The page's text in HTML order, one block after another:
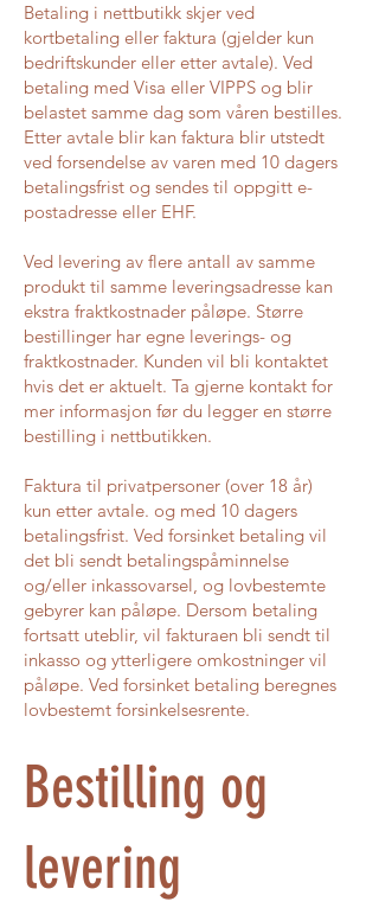
Betaling i nettbutikk skjer ved
kortbetaling eller faktura (gjelder kun
bedriftskunder eller etter avtale). Ved
betaling med Visa eller VIPPS og blir
belastet samme dag som våren bestilles.
Etter avtale blir kan faktura blir utstedt
ved forsendelse av varen med 10 dagers
betalingsfrist og sendes til oppgitt e-
postadresse eller EHF.
Ved levering av flere antall av samme
produkt til samme leveringsadresse kan
ekstra fraktkostnader påløpe. Større
bestillinger har egne leverings- og
fraktkostnader. Kunden vil bli kontaktet
hvis det er aktuelt. Ta gjerne kontakt for
mer informasjon før du legger en større
bestilling i nettbutikken.
Faktura til privatpersoner (over 18 år)
kun etter avtale. og med 10 dagers
betalingsfrist. Ved forsinket betaling vil
det bli sendt betalingspåminnelse
og/eller inkassovarsel, og lovbestemte
gebyrer kan påløpe. Dersom betaling
fortsatt uteblir, vil fakturaen bli sendt til
inkasso og ytterligere omkostninger vil
påløpe. Ved forsinket betaling beregnes
lovbestemt forsinkelsesrente.
Bestilling og
levering